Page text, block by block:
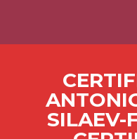
SILAEV-